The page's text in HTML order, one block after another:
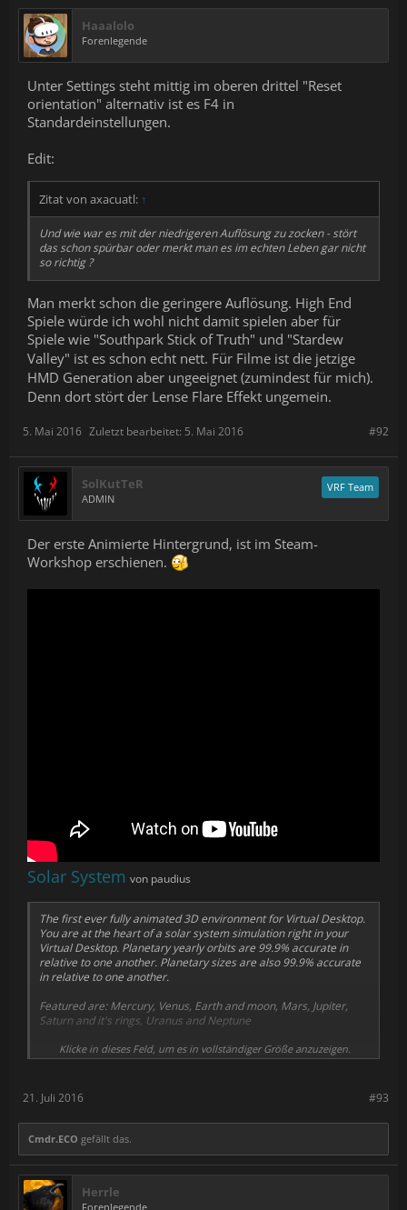
Haaalolo
Forenlegende
Unter Settings steht mittig im oberen drittel "Reset
orientation" alternativ ist es F4 in
Standardeinstellungen.
Edit:
Zitat von axacuatl: ↑
Und wie war es mit der niedrigeren Auflösung zu zocken - stört
das schon spürbar oder merkt man es im echten Leben gar nicht
so richtig ?
Man merkt schon die geringere Auflösung. High End
Spiele würde ich wohl nicht damit spielen aber für
Spiele wie "Southpark Stick of Truth" und "Stardew
Valley" ist es schon echt nett. Für Filme ist die jetzige
HMD Generation aber ungeeignet (zumindest für mich).
Denn dort stört der Lense Flare Effekt ungemein.
#92
5. Mai 2016 Zuletzt bearbeitet: 5. Mai 2016
SolKutTeR
ADMIN
VRF Team
Der erste Animierte Hintergrund, ist im Steam-
Workshop erschienen.
Solar System von paudius
The first ever fully animated 3D environment for Virtual Desktop.
You are at the heart of a solar system simulation right in your
Virtual Desktop. Planetary yearly orbits are 99.9% accurate in
relative to one another. Planetary sizes are also 99.9% accurate
in relative to one another.
Featured are: Mercury, Venus, Earth and moon, Mars, Jupiter,
Saturn and it's rings, Uranus and Neptune
Sorry Pluto! But we still love you.
Klicke in dieses Feld, um es in vollständiger Größe anzuzeigen.
#93
21. Juli 2016
Cmdr.ECO gefällt das.
Herrle
Forenlegende